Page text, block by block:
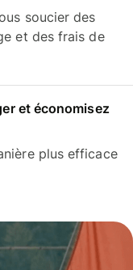
soucier des
et des frais de
et économisez
plus efficace